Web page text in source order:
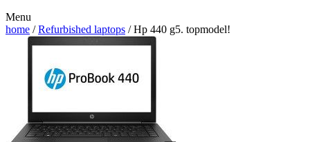
Menu
home /Refurbished laptops / Hp 440 g5. topmodel!